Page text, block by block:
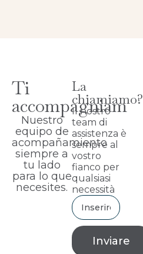
Ti
accompagniam
Nuestro
equipo de
acompañamiento
siempre a
tu lado
para lo que
necesites.
La
chiamiamo?
Il nostro
team di
assistenza è
sempre al
vostro
fianco per
qualsiasi
necessità